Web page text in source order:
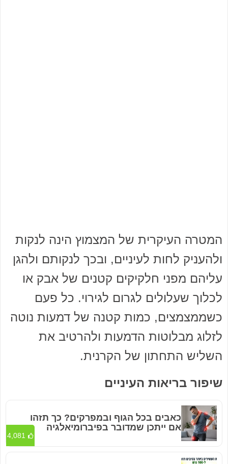
המטרה העיקרית של המצמוץ הינה לנקות
ולהעניק לחות לעיניים, ובכך לנקותם ולהגן
עליהם מפני חלקיקים קטנים של אבק או
לכלוך שעלולים לגרום לגירוי. כל פעם
כשממצמצים, כמות קטנה של דמעות נוטה
לזלוג מבלוטות הדמעות ולהרטיב את
השליש התחתון של הקרנית.
שיפור בריאות העיניים
כאבים בכל הגוף ובמפרקים? כך תזהו
אם ייתכן שמדובר בפיברומיאלגיה
4,081